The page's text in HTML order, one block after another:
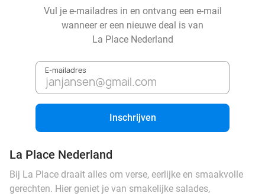
Vul je e-mailadres in en ontvang een e-mail
wanneer er een nieuwe deal is van
La Place Nederland
E-mailadres
Inschrijven
La Place Nederland
Bij La Place draait alles om verse, eerlijke en smaakvolle
gerechten. Hier geniet je van smakelijke salades,